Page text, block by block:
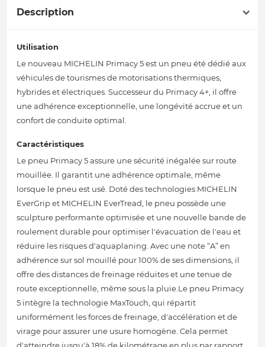
Description
Utilisation
Le nouveau MICHELIN Primacy 5 est un pneu été dédié aux
véhicules de tourismes de motorisations thermiques,
hybrides et électriques. Successeur du Primacy 4+, il offre
une adhérence exceptionnelle, une longévité accrue et un
confort de conduite optimal.
Caractéristiques
Le pneu Primacy 5 assure une sécurité inégalée sur route
mouillée. Il garantit une adhérence optimale, même
lorsque le pneu est usé. Doté des technologies MICHELIN
EverGrip et MICHELIN EverTread, le pneu possède une
sculpture performante optimisée et une nouvelle bande de
roulement durable pour optimiser l'évacuation de l'eau et
réduire les risques d'aquaplaning. Avec une note “A” en
adhérence sur sol mouillé pour 100% de ses dimensions, il
offre des distances de freinage réduites et une tenue de
route exceptionnelle, même sous la pluie.Le pneu Primacy
5 intègre la technologie MaxTouch, qui répartit
uniformément les forces de freinage, d'accélération et de
virage pour assurer une usure homogène. Cela permet